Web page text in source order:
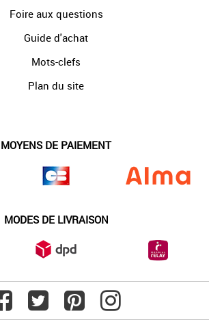
Foire aux questions
Guide d'achat
Mots-clefs
Plan du site
MOYENS DE PAIEMENT
MODES DE LIVRAISON